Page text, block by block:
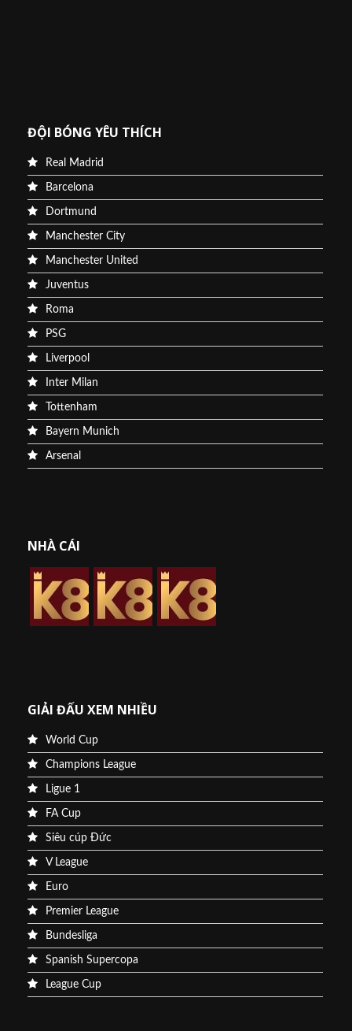
ĐỘI BÓNG YÊU THÍCH
Real Madrid
Barcelona
Dortmund
Manchester City
Manchester United
Juventus
Roma
PSG
Liverpool
Inter Milan
Tottenham
Bayern Munich
Arsenal
NHÀ CÁI
GIẢI ĐẤU XEM NHIỀU
World Cup
Champions League
Ligue 1
FA Cup
Siêu cúp Đức
V League
Euro
Premier League
Bundesliga
Spanish Supercopa
League Cup